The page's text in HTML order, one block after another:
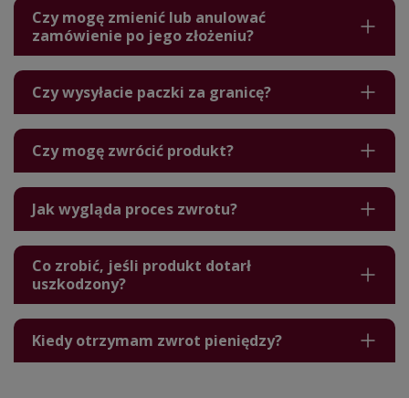
Czy mogę zmienić lub anulować
zamówienie po jego złożeniu?
Czy wysyłacie paczki za granicę?
Czy mogę zwrócić produkt?
Jak wygląda proces zwrotu?
Co zrobić, jeśli produkt dotarł
uszkodzony?
Kiedy otrzymam zwrot pieniędzy?